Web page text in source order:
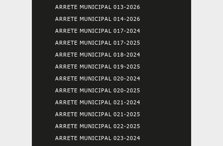
ARRETE MUNICIPAL 013-2026
ARRETE MUNICIPAL 014-2026
ARRETE MUNICIPAL 017-2024
ARRETE MUNICIPAL 017-2025
ARRETE MUNICIPAL 018-2024
ARRETE MUNICIPAL 019-2025
ARRETE MUNICIPAL 020-2024
ARRETE MUNICIPAL 020-2025
ARRETE MUNICIPAL 021-2024
ARRETE MUNICIPAL 021-2025
ARRETE MUNICIPAL 022-2025
ARRETE MUNICIPAL 023-2024